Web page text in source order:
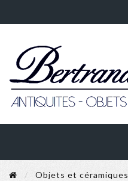
Objets et céramiques